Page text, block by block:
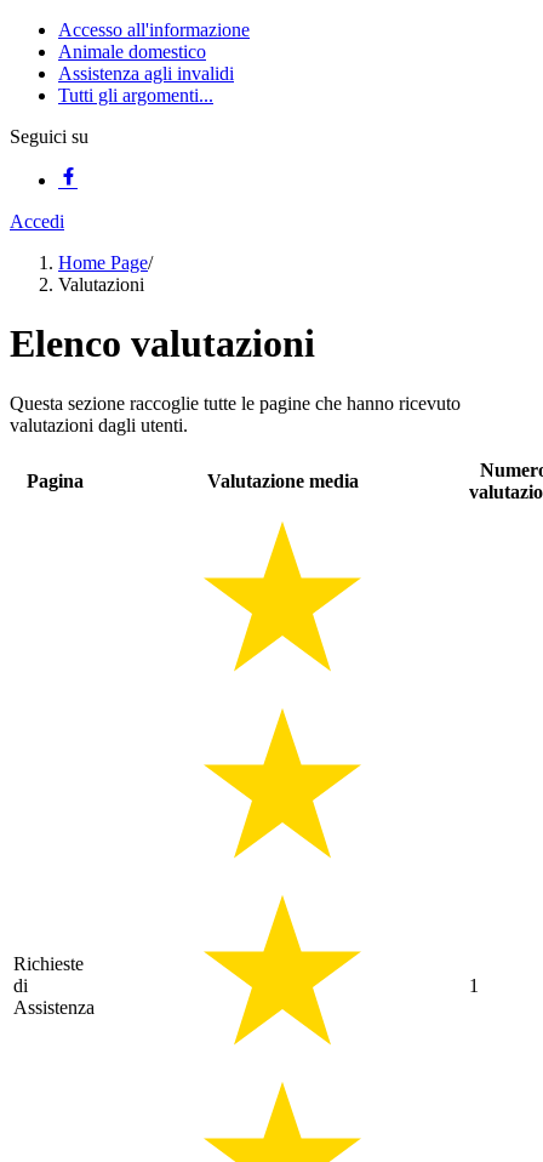
Accesso all'informazione
Animale domestico
Assistenza agli invalidi
Tutti gli argomenti...
Seguici su
Accedi
Home Page/
Valutazioni
Elenco valutazioni
Questa sezione raccoglie tutte le pagine che hanno ricevuto
valutazioni dagli utenti.
Pagina Valutazione media
Richieste
di
Assistenza
1